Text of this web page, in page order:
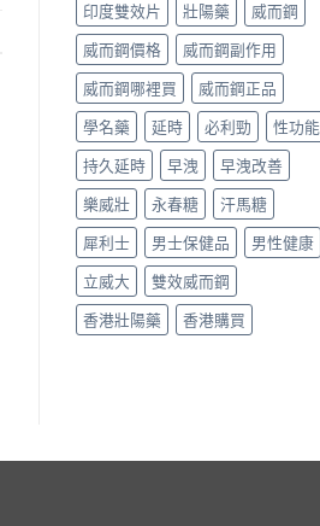
印度雙效片
壯陽藥
威而鋼
威而鋼價格
威而鋼副作用
威而鋼哪裡買
威而鋼正品
學名藥
延時 必利勁
性功能
持久延時
早洩
早洩改善
樂威壯
永春糖
汗馬糖
犀利士
男士保健品
男性健康
立威大
雙效威而鋼
香港壯陽藥
香港購買